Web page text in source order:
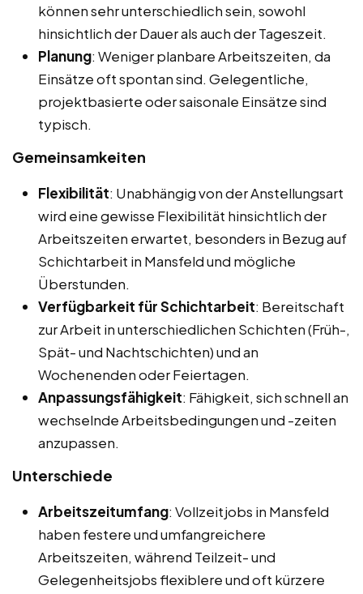
können sehr unterschiedlich sein, sowohl
hinsichtlich der Dauer als auch der Tageszeit.
Planung: Weniger planbare Arbeitszeiten, da
Einsätze oft spontan sind. Gelegentliche,
projektbasierte oder saisonale Einsätze sind
typisch.
Gemeinsamkeiten
Flexibilität: Unabhängig von der Anstellungsart
wird eine gewisse Flexibilität hinsichtlich der
Arbeitszeiten erwartet, besonders in Bezug auf
Schichtarbeit in Mansfeld und mögliche
Überstunden.
Verfügbarkeit für Schichtarbeit: Bereitschaft
zur Arbeit in unterschiedlichen Schichten (Früh-,
Spät- und Nachtschichten) und an
Wochenenden oder Feiertagen.
Anpassungsfähigkeit: Fähigkeit, sich schnell an
wechselnde Arbeitsbedingungen und -zeiten
anzupassen.
Unterschiede
Arbeitszeitumfang: Vollzeitjobs in Mansfeld
haben festere und umfangreichere
Arbeitszeiten, während Teilzeit- und
Gelegenheitsjobs flexiblere und oft kürzere